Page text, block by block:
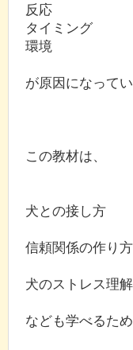
反応
タイミング
環境
が原因になって
この教材は、
犬との接し方
信頼関係の作り方
犬のストレス理解
なども学べるた